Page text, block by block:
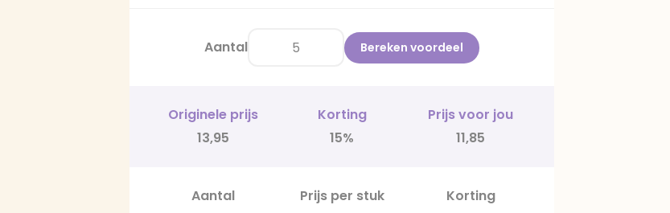
Aantal Bereken voordeel
Originele prijs Korting
Prijs voor jou
13,95
15% 11,85
Aantal Prijs per stuk
Korting